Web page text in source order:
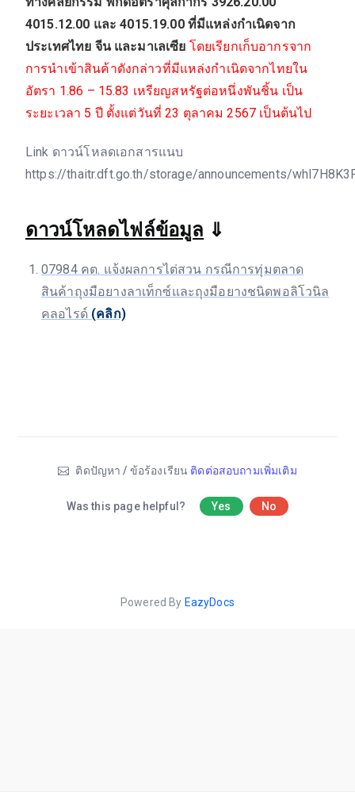
4015.12.00 และ 4015.19.00 ที่มีแหล่งกำเนิดจาก
ประเทศไทย จีน และมาเลเซีย โดยเรียกเก็บอากรจาก
การนำเข้าสินค้าดังกล่าวที่มีแหล่งกำเนิดจากไทยใน
อัตรา 1.86 – 15.83 เหรียญสหรัฐต่อหนึ่งพันชิ้น เป็น
ระยะเวลา 5 ปี ตั้งแต่วันที่ 23 ตุลาคม 2567 เป็นต้นไป
Link ดาวน์โหลดเอกสารแนบ
https://thaitr.dft.go.th/storage/announcements/
ดาวน์โหลดไฟล์ข้อมูล ⇓
07984 คต. แจ้งผลการไต่สวน กรณีการทุ่มตลาด
สินค้าถุงมือยางลาเท็กซ์และถุงมือยางชนิดพอลิโวนิล
คลอไรด์ (คลิก)
ติดปัญหา / ข้อร้องเรียน ติดต่อสอบถามเพิ่มเติม
Was this page helpful? Yes No
Powered By EazyDocs